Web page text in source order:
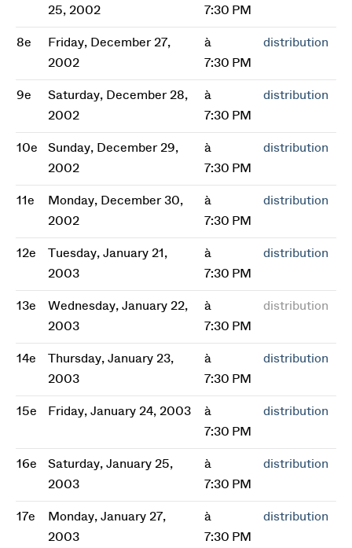
25, 2002
7:30 PM
8e
Friday, December 27,
2002
à
7:30 PM
distribution
9e
Saturday, December 28,
2002
à
7:30 PM
distribution
10e
Sunday, December 29,
2002
à
7:30 PM
distribution
11e
Monday, December 30,
2002
à
7:30 PM
distribution
12e
Tuesday, January 21,
2003
à
7:30 PM
distribution
13e
Wednesday, January 22,
2003
à
7:30 PM
distribution
14e
Thursday, January 23,
2003
à
7:30 PM
distribution
15e Friday, January 24, 2003
à
7:30 PM
distribution
16e
Saturday, January 25,
2003
à
7:30 PM
distribution
17e
Monday, January 27,
2003
à
7:30 PM
distribution